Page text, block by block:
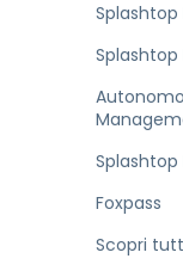
Splashtop
Foxpass
Scopri